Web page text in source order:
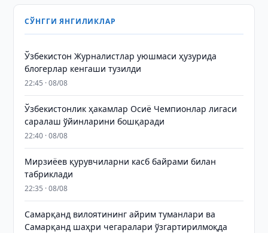
СЎНГГИ ЯНГИЛИКЛАР
Ўзбекистон Журналистлар уюшмаси ҳузурида
блогерлар кенгаши тузилди
22:45 · 08/08
Ўзбекистонлик ҳакамлар Осиё Чемпионлар лигаси
саралаш ўйинларини бошқаради
22:40 · 08/08
Мирзиёев қурувчиларни касб байрами билан
табриклади
22:35 · 08/08
Самарқанд вилоятининг айрим туманлари ва
Самарқанд шаҳри чегаралари ўзгартирилмоқда